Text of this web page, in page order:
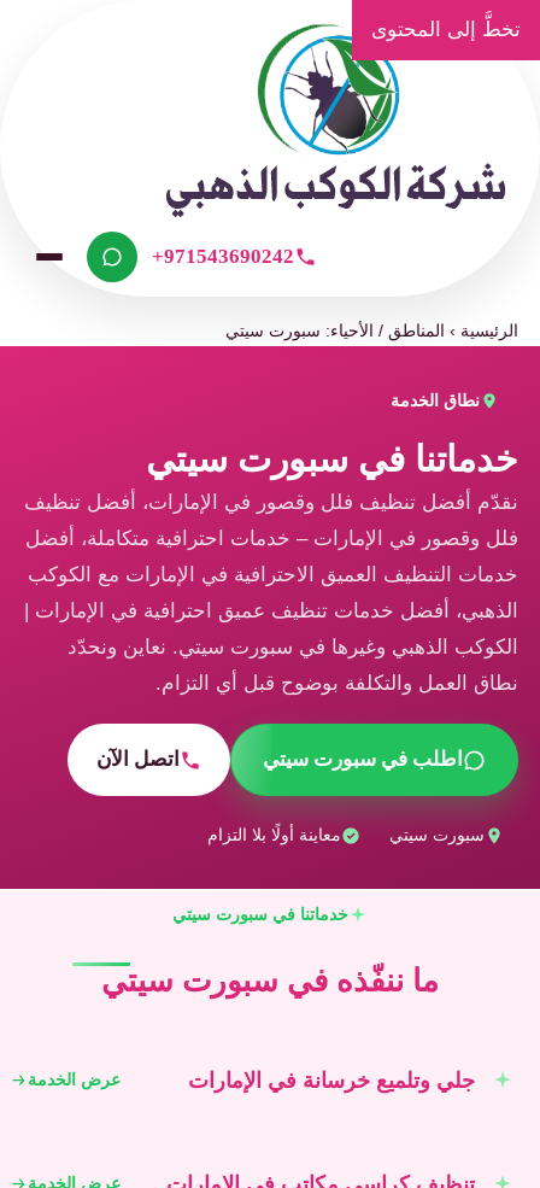
تخطَّ إلى المحتوى
+971543690242
الرئيسية ›المناطق / الأحياء: سبورت سيتي
نطاق الخدمة
خدماتنا في سبورت سيتي
نقدّم أفضل تنظيف فلل وقصور في الإمارات، أفضل تنظيف
فلل وقصور في الإمارات – خدمات احترافية متكاملة، أفضل
خدمات التنظيف العميق الاحترافية في الإمارات مع الكوكب
الذهبي، أفضل خدمات تنظيف عميق احترافية في الإمارات |
الكوكب الذهبي وغيرها في سبورت سيتي. نعاين ونحدّد
نطاق العمل والتكلفة بوضوح قبل أي التزام.
اطلب في سبورت سيتي اتصل الآن
سبورت سيتي معاينة أولًا بلا التزام
خدماتنا في سبورت سيتي
ما ننفّذه في سبورت سيتي
جلي وتلميع خرسانة في الإمارات عرض الخدمة
عرض الخدمة